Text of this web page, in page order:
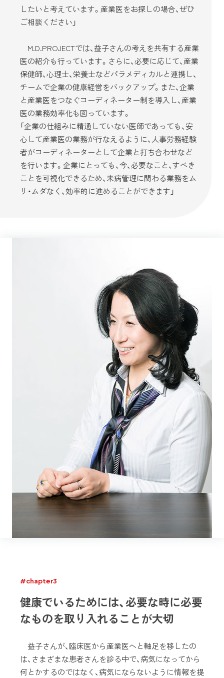
したいと考えています。産業医をお探しの場合、ぜひ
ご相談ください」
M.D.PROJECTでは、益子さんの考えを共有する産業
医の紹介も行っています。さらに、必要に応じて、産業
保健師、心理士、栄養士などパラメディカルと連携し、
チームで企業の健康経営をバックアップ。また、企業
と産業医をつなぐコーディネーター制を導入し、産業
医の業務効率化も図っています。
「企業の仕組みに精通していない医師であっても、安
心して産業医の業務が行なえるように、人事労務経験
者がコーディネーターとして企業と打ち合わせなど
を行います。企業にとっても、今、必要なこと、すべき
ことを可視化できるため、未病管理に関わる業務をム
リ・ムダなく、効率的に進めることができます」
#chapter3
健康でいるためには、必要な時に必要
なものを取り入れることが大切
益子さんが、臨床医から産業医へと軸足を移したの
は、さまざまな患者さんを診る中で、病気になってから
何とかするのではなく、病気にならないように情報を提